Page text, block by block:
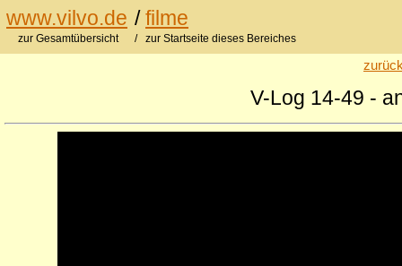
www.vilvo.de /filme
zur Gesamtübersicht / zur Startseite dieses Bereiches
V-Log 14-49 -